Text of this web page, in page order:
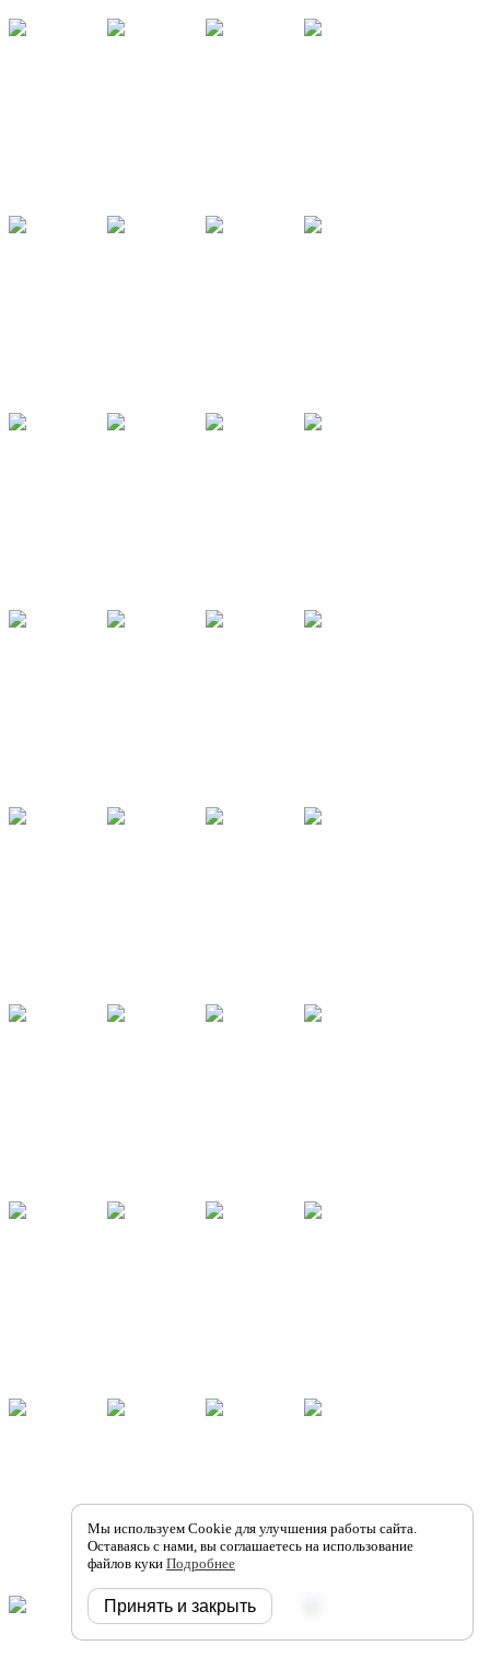
Мы используем Cookie для улучшения работы сайта.
Оставаясь с нами, вы соглашаетесь на использование
файлов куки Подробнее
Принять и закрыть